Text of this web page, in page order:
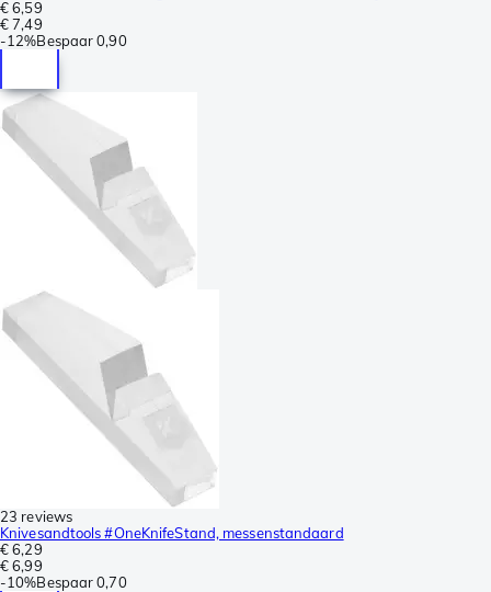
€ 6,59
€ 7,49
-12%Bespaar 0,90
23 reviews
Knivesandtools #OneKnifeStand, messenstandaard
€ 6,29
€ 6,99
-10%Bespaar 0,70